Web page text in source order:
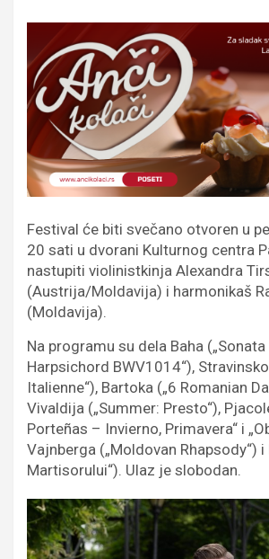
Festival će biti svečano otvoren u
20 sati u dvorani Kulturnog centra
nastupiti violinistkinja Alexandra
(Austrija/Moldavija) i harmonikaš
(Moldavija).
Na programu su dela Baha
Harpsichord BWV1014“),
Italienne“), Bartoka („6 Romanian
Vivaldija („Summer: Presto“),
Porteñas – Invierno, Primavera“ i
Vajnberga („Moldovan Rhapsody“) i
Martisorului“). Ulaz je slobodan.